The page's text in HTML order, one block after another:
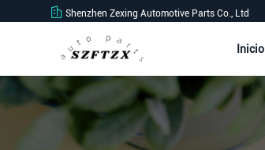
Shenzhen Zexing Automotive Parts Co., Ltd
Inicio